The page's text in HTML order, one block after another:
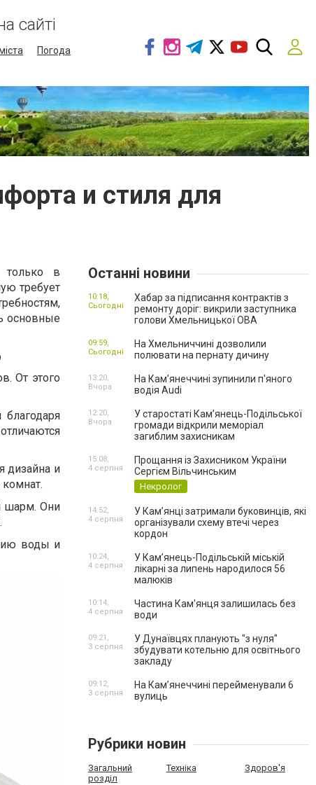
сайті
Погода
и стиля для
только в
требует
основные
От этого
дизайна и
шарм. Они
воды и
Останні новини
Хабар за підписання контрактів з
ремонту доріг: викрили заступника
голови Хмельницької ОВА
10:18,
Сьогодні
На Хмельниччині дозволили
полювати на пернату дичину
09:59,
Сьогодні
На Камʼянеччині зупинили п'яного
водія Audi
13:20,
Вчора
У старостаті Кам’янець-Подільської
громади відкрили меморіал
загиблим захисникам
12:20,
Вчора
Прощання із Захисником України
Сергієм Вільчинським
Некролог
15:08,
4 серпня
У Кам’янці затримали буковинців, які
організували схему втечі через
кордон
14:52,
4 серпня
У Кам’янець-Подільській міській
лікарні за липень народилося 56
малюків
10:24,
4 серпня
Частина Кам'янця залишилась без
води
10:14,
4 серпня
У Дунаївцях планують "з нуля"
збудувати котельню для освітнього
закладу
09:21,
3 серпня
На Камʼянеччині перейменували 6
вулиць
09:12,
3 серпня
Рубрики новин
Загальний
розділ
Техніка Здоров'я